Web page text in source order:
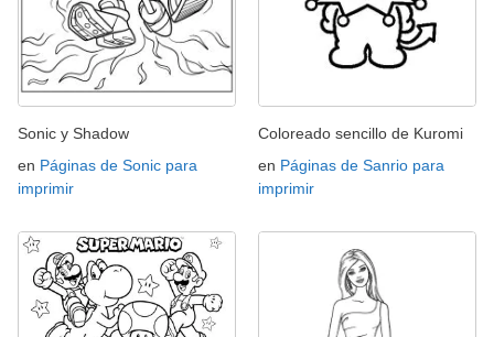
Sonic y Shadow
en Páginas de Sonic para
imprimir
Coloreado sencillo de Kuromi
en Páginas de Sanrio para
imprimir